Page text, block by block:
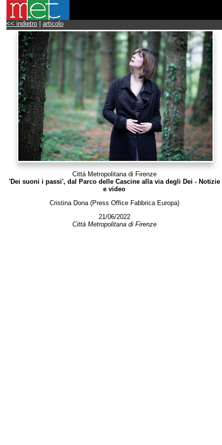
<< indietro articolo
Città Metropolitana di Firenze
'Dei suoni i passi', dal Parco delle Cascine alla via degli Dei - Notizie
e video
Cristina Dona (Press Office Fabbrica Europa)
21/06/2022
Città Metropolitana di Firenze